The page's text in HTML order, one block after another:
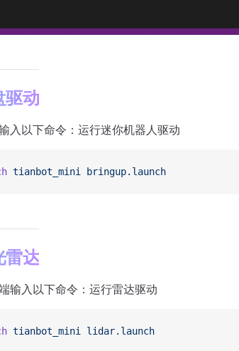
驱动
入以下命令：运行迷你机器人驱动
tianbot_mini bringup.launch
雷达
输入以下命令：运行雷达驱动
tianbot_mini lidar.launch